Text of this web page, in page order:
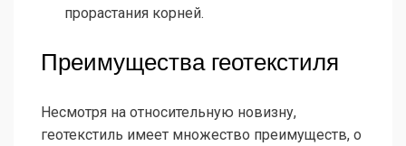
прорастания корней.
Преимущества геотекстиля
Несмотря на относительную новизну,
геотекстиль имеет множество преимуществ, о